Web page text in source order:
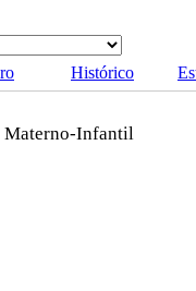
Histórico
Materno-Infantil